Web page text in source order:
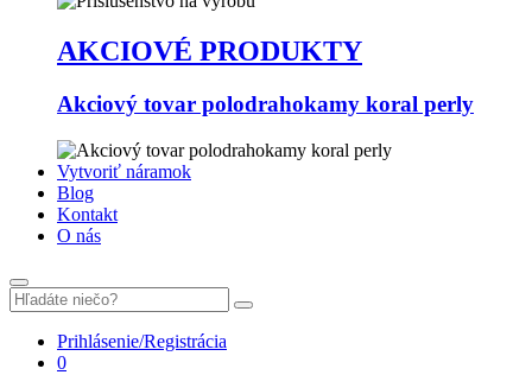
AKCIOVÉ PRODUKTY
Akciový tovar polodrahokamy koral perly
Vytvoriť náramok
Blog
Kontakt
O nás
Prihlásenie/Registrácia
0